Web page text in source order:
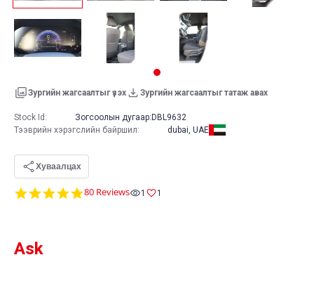
Зургийн жагсаалтыг үзэх Зургийн жагсаалтыг татаж авах
4.9
80 Reviews 1 1
Ask
Stock Id: Зогсоолын дугаар: DBL9632
Тээврийн хэрэгслийн байршил: dubai, UAE
Хуваалцах